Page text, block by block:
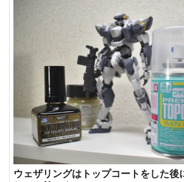
ウェザリングはトップコートをした